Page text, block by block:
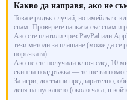
Какво да направя, ако не
Това е рядък случай, но имейлът с
спам. Проверете папката със спам и
Ако сте платили чрез PayPal или
тези методи за плащане (може да се
поръчката).
Ако не сте получили ключ след 10
екип за поддръжка — те ще ви
За игри, достъпни предварително,
деня на пускането (около часа, в